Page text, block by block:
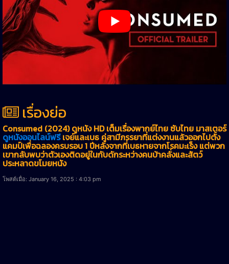
เรื่องย่อ
Consumed (2024) ดูหนัง HD เต็มเรื่องพากย์ไทย ซับไทย มาสเตอร์
ดูหนังออนไลน์ฟรีเจย์และเบธ คู่สามีภรรยาที่แต่งงานแล้วออกไปตั้ง
แคมป์เพื่อฉลองครบรอบ 1 ปีหลังจากที่เบธหายจากโรคมะเร็ง แต่พวก
เขากลับพบว่าตัวเองติดอยู่ในกับดักระหว่างคนบ้าคลั่งและสัตว์
ประหลาดขโมยหนัง
โพสต์เมื่อ: January 16, 2025 : 4:03 pm